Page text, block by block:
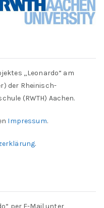
„Leonardo“ am
der Rheinisch-
(RWTH) Aachen.
Impressum.
.
per E-Mail unter